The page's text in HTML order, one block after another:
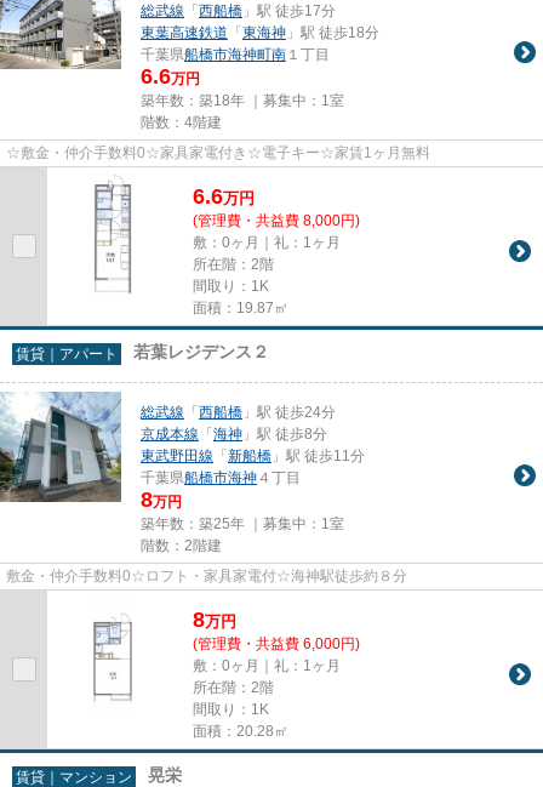
総武線 「 西船橋 」駅 徒歩17分
東葉高速鉄道 「 東海神 」駅 徒歩18分
千葉県船橋市海神町南 １丁目
6.6万円
築年数：築18年 ｜募集中： 1室
階数：4階建
☆敷金・仲介手数料0☆家具家電付き☆電子キー☆家賃1ヶ月無料
6.6万円
(管理費・共益費 8,000円)
敷：0ヶ月｜礼：1ヶ月
所在階：2階
間取り：1K
面積：19.87㎡
賃貸｜アパート 若葉レジデンス２
総武線 「 西船橋 」駅 徒歩24分
京成本線 「 海神 」駅 徒歩8分
東武野田線 「 新船橋 」駅 徒歩11分
千葉県船橋市海神 ４丁目
8万円
築年数：築25年 ｜募集中： 1室
階数：2階建
敷金・仲介手数料0☆ロフト・家具家電付☆海神駅徒歩約８分
8万円
(管理費・共益費 6,000円)
敷：0ヶ月｜礼：1ヶ月
所在階：2階
間取り：1K
面積：20.28㎡
賃貸｜マンション 晃栄